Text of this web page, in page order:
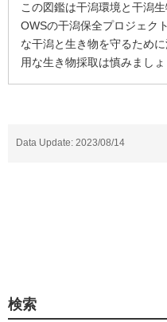
この図鑑は干潟環境と干潟
OWSの干潟保全プロジェク
な干潟と生き物を守るため
用な生き物採取は慎みましょ
Data Update: 2023/08/14
検索